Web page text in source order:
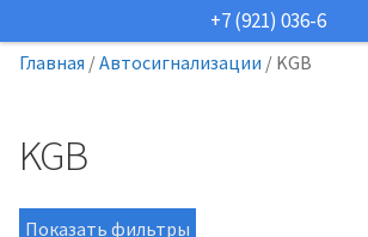
+7 (921) 036-6
Главная /Автосигнализации / KGB
KGB
Показать фильтры